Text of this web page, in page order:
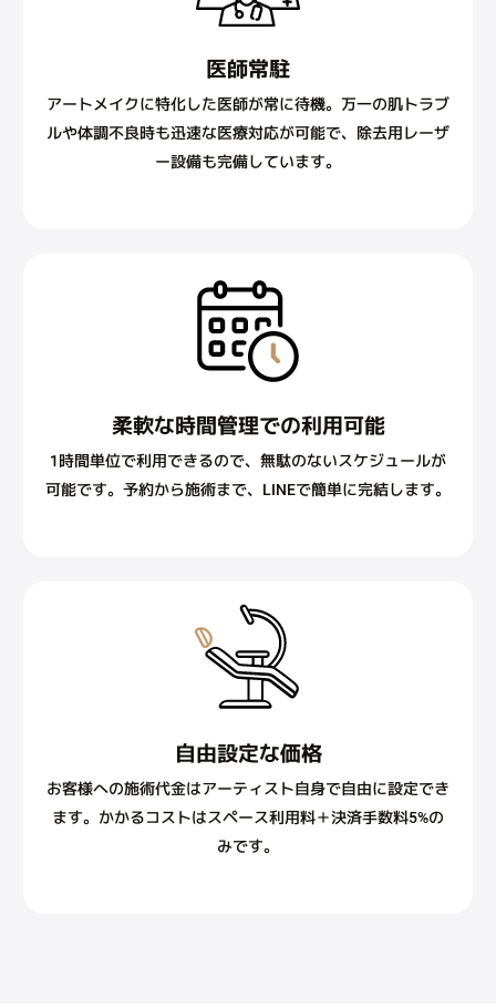
医師常駐
アートメイクに特化した医師が常に待機。万一の肌トラブ
ルや体調不良時も迅速な医療対応が可能で、除去用レーザ
ー設備も完備しています。
柔軟な時間管理での利用可能
1時間単位で利用できるので、無駄のないスケジュールが
可能です。予約から施術まで、LINEで簡単に完結します。
自由設定な価格
お客様への施術代金はアーティスト自身で自由に設定でき
ます。かかるコストはスペース利用料＋決済手数料5%の
みです。